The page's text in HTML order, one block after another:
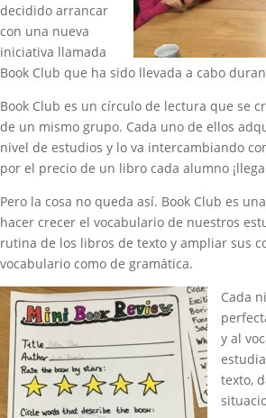
decidido arrancar
con una nueva
iniciativa llamada
Book Club que ha sido llevada a cabo
Book Club es un círculo de lectura que se
de un mismo grupo. Cada uno de ellos
nivel de estudios y lo va intercambiando
por el precio de un libro cada alumno
Pero la cosa no queda así. Book Club es
hacer crecer el vocabulario de nuestros
rutina de los libros de texto y ampliar sus
vocabulario como de gramática.
Cada
y al
texto,